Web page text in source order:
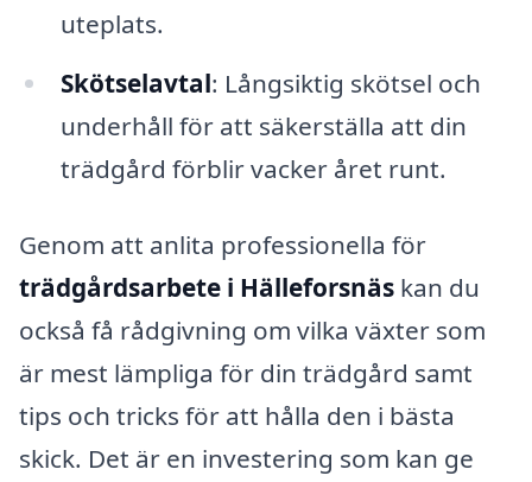
uteplats.
Skötselavtal: Långsiktig skötsel och
underhåll för att säkerställa att din
trädgård förblir vacker året runt.
Genom att anlita professionella för
trädgårdsarbete i Hälleforsnäs kan du
också få rådgivning om vilka växter som
är mest lämpliga för din trädgård samt
tips och tricks för att hålla den i bästa
skick. Det är en investering som kan ge